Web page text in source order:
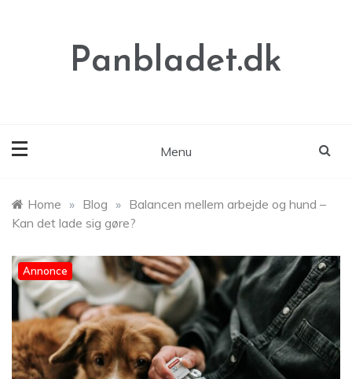
Panbladet.dk
Menu
Home » Blog » Balancen mellem arbejde og hund –
Kan det lade sig gøre?
Annonce